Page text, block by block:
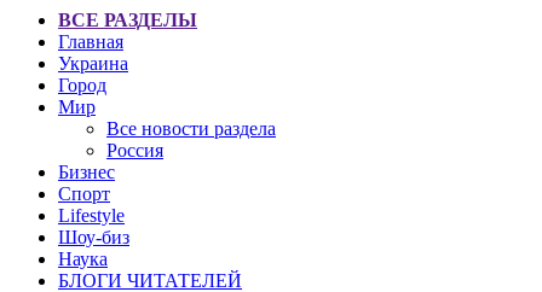
ВСЕ РАЗДЕЛЫ
Главная
Украина
Город
Мир
Все новости раздела
Россия
Бизнес
Спорт
Lifestyle
Шоу-биз
Наука
БЛОГИ ЧИТАТЕЛЕЙ